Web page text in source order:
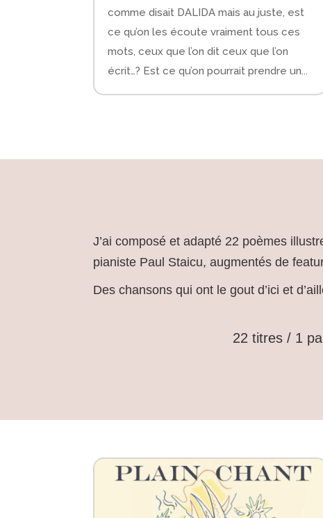
comme disait DALIDA mais au juste, est
ce qu’on les écoute vraiment tous ces
mots, ceux que l’on dit ceux que l’on
écrit…? Est ce qu’on pourrait prendre un...
J’ai composé et adapté 22 poèmes
pianiste Paul Staicu, augmentés de
Des chansons qui ont le gout d’ici et
22 titres / 1